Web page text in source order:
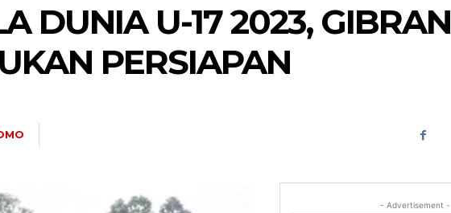
DUNIA U-17 2023, GIBRAN
PERSIAPAN
- Advertisement -